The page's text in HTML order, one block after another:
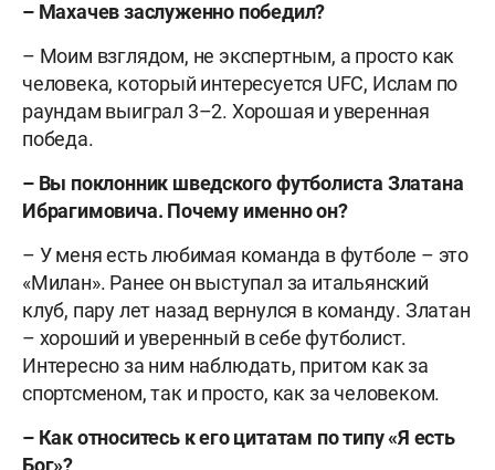
– Махачев заслуженно победил?
– Моим взглядом, не экспертным, а просто как
человека, который интересуется UFC, Ислам по
раундам выиграл 3–2. Хорошая и уверенная
победа.
– Вы поклонник шведского футболиста Златана
Ибрагимовича. Почему именно он?
– У меня есть любимая команда в футболе – это
«Милан». Ранее он выступал за итальянский
клуб, пару лет назад вернулся в команду. Златан
– хороший и уверенный в себе футболист.
Интересно за ним наблюдать, притом как за
спортсменом, так и просто, как за человеком.
– Как относитесь к его цитатам по типу «Я есть
Бог»?